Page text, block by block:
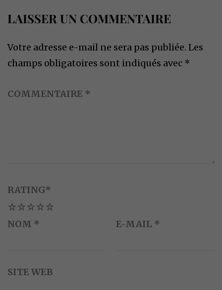
LAISSER UN COMMENTAIRE
Votre adresse e-mail ne sera pas publiée. Les
champs obligatoires sont indiqués avec *
COMMENTAIRE *
RATING*
5
4
3
2
NOM * E-MAIL *
SITE WEB